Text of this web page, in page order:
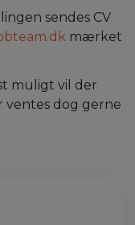
sendes CV
mærket
muligt vil der
ventes dog gerne